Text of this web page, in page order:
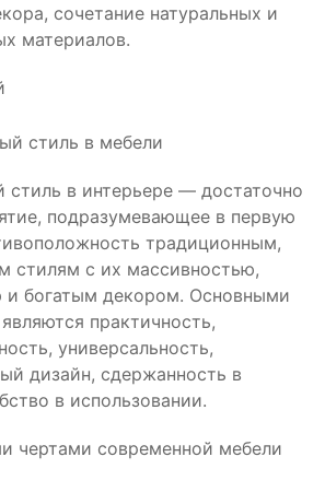
сочетание натуральных и
материалов.
стиль в интерьере — достаточно
подразумевающее в первую
традиционным,
стилям с их массивностью,
и богатым декором. Основными
практичность,
универсальность,
дизайн, сдержанность в
в использовании.
чертами современной мебели